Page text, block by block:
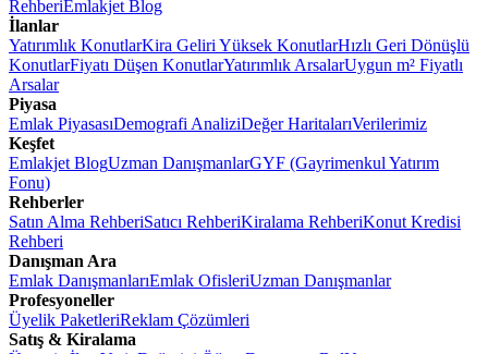
RehberiEmlakjet Blog
İlanlar
Yatırımlık KonutlarKira Geliri Yüksek KonutlarHızlı Geri Dönüşlü
KonutlarFiyatı Düşen KonutlarYatırımlık ArsalarUygun m² Fiyatlı
Arsalar
Piyasa
Emlak PiyasasıDemografi AnaliziDeğer HaritalarıVerilerimiz
Keşfet
Emlakjet BlogUzman DanışmanlarGYF (Gayrimenkul Yatırım
Fonu)
Rehberler
Satın Alma RehberiSatıcı RehberiKiralama RehberiKonut Kredisi
Rehberi
Danışman Ara
Emlak DanışmanlarıEmlak OfisleriUzman Danışmanlar
Profesyoneller
Üyelik PaketleriReklam Çözümleri
Satış & Kiralama